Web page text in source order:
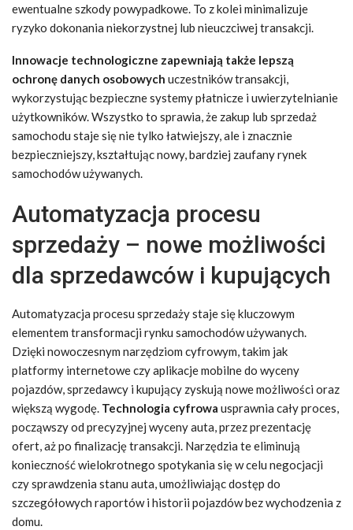
ewentualne szkody powypadkowe. To z kolei minimalizuje
ryzyko dokonania niekorzystnej lub nieuczciwej transakcji.
Innowacje technologiczne zapewniają także lepszą
ochronę danych osobowych uczestników transakcji,
wykorzystując bezpieczne systemy płatnicze i uwierzytelnianie
użytkowników. Wszystko to sprawia, że zakup lub sprzedaż
samochodu staje się nie tylko łatwiejszy, ale i znacznie
bezpieczniejszy, kształtując nowy, bardziej zaufany rynek
samochodów używanych.
Automatyzacja procesu
sprzedaży – nowe możliwości
dla sprzedawców i kupujących
Automatyzacja procesu sprzedaży staje się kluczowym
elementem transformacji rynku samochodów używanych.
Dzięki nowoczesnym narzędziom cyfrowym, takim jak
platformy internetowe czy aplikacje mobilne do wyceny
pojazdów, sprzedawcy i kupujący zyskują nowe możliwości oraz
większą wygodę. Technologia cyfrowa usprawnia cały proces,
począwszy od precyzyjnej wyceny auta, przez prezentację
ofert, aż po finalizację transakcji. Narzędzia te eliminują
konieczność wielokrotnego spotykania się w celu negocjacji
czy sprawdzenia stanu auta, umożliwiając dostęp do
szczegółowych raportów i historii pojazdów bez wychodzenia z
domu.